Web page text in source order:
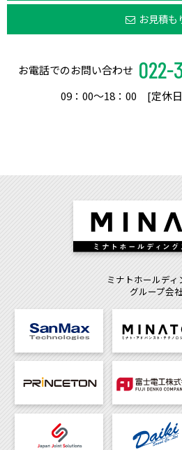
お見積も
お電話でのお問い合わせ 022-
09：00〜18：00 [定休
ミナトホールディ
グループ会